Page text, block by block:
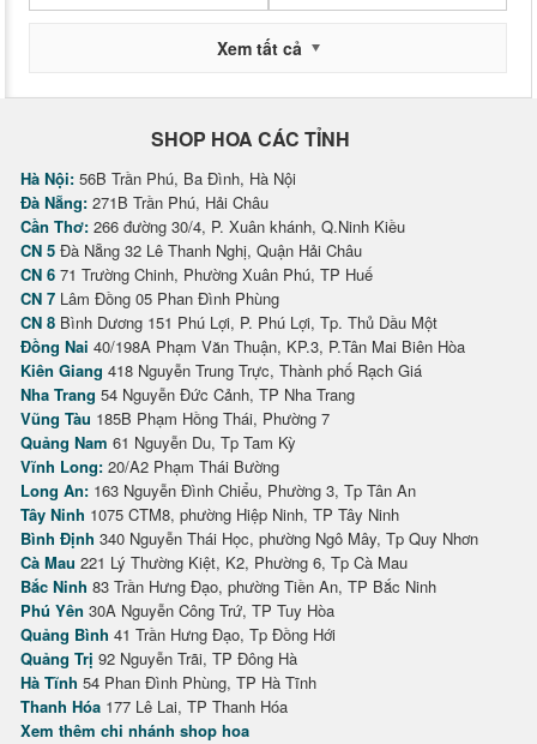
Xem tất cả
SHOP HOA CÁC TỈNH
Hà Nội: 56B Trần Phú, Ba Đình, Hà Nội
Đà Nẵng: 271B Trần Phú, Hải Châu
Cần Thơ: 266 đường 30/4, P. Xuân khánh, Q.Ninh Kiều
CN 5 Đà Nẵng 32 Lê Thanh Nghị, Quận Hải Châu
CN 6 71 Trường Chinh, Phường Xuân Phú, TP Huế
CN 7 Lâm Đồng 05 Phan Đình Phùng
CN 8 Bình Dương 151 Phú Lợi, P. Phú Lợi, Tp. Thủ Dầu Một
Đồng Nai 40/198A Phạm Văn Thuận, KP.3, P.Tân Mai Biên Hòa
Kiên Giang 418 Nguyễn Trung Trực, Thành phố Rạch Giá
Nha Trang 54 Nguyễn Đức Cảnh, TP Nha Trang
Vũng Tàu 185B Phạm Hồng Thái, Phường 7
Quảng Nam 61 Nguyễn Du, Tp Tam Kỳ
Vĩnh Long: 20/A2 Phạm Thái Bường
Long An: 163 Nguyễn Đình Chiểu, Phường 3, Tp Tân An
Tây Ninh 1075 CTM8, phường Hiệp Ninh, TP Tây Ninh
Bình Định 340 Nguyễn Thái Học, phường Ngô Mây, Tp Quy Nhơn
Cà Mau 221 Lý Thường Kiệt, K2, Phường 6, Tp Cà Mau
Bắc Ninh 83 Trần Hưng Đạo, phường Tiền An, TP Bắc Ninh
Phú Yên 30A Nguyễn Công Trứ, TP Tuy Hòa
Quảng Bình 41 Trần Hưng Đạo, Tp Đồng Hới
Quảng Trị 92 Nguyễn Trãi, TP Đông Hà
Hà Tĩnh 54 Phan Đình Phùng, TP Hà Tĩnh
Thanh Hóa 177 Lê Lai, TP Thanh Hóa
Xem thêm chi nhánh shop hoa